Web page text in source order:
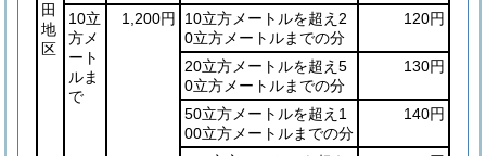
田
地
区
10立
方メ
ート
ルま
で
1,200円
10立方メートルを超え2
0立方メートルまでの分
120円
20立方メートルを超え5
0立方メートルまでの分
130円
50立方メートルを超え1
00立方メートルまでの分
140円